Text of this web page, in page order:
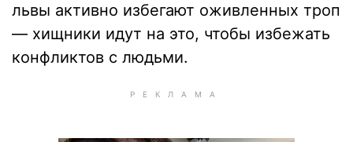
львы активно избегают оживленных троп
— хищники идут на это, чтобы избежать
конфликтов с людьми.